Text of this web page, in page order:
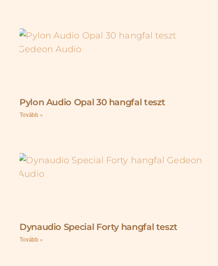
Pylon Audio Opal 30 hangfal teszt
Tovább »
Dynaudio Special Forty hangfal teszt
Tovább »